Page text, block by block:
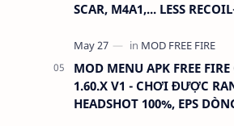
SCAR, M4A1,... LESS
MOD MENU APK FREE FIRE
1.60.X V1 - CHƠI ĐƯỢC
HEADSHOT 100%, EPS